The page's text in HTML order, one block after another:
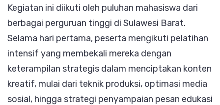
Kegiatan ini diikuti oleh puluhan mahasiswa dari
berbagai perguruan tinggi di Sulawesi Barat.
Selama hari pertama, peserta mengikuti pelatihan
intensif yang membekali mereka dengan
keterampilan strategis dalam menciptakan konten
kreatif, mulai dari teknik produksi, optimasi media
sosial, hingga strategi penyampaian pesan edukasi